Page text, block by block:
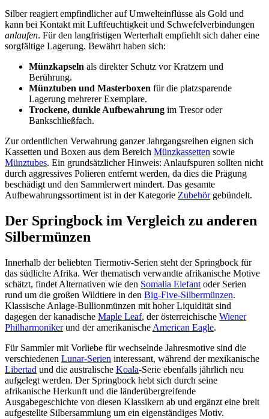
Silber reagiert empfindlicher auf Umwelteinflüsse als Gold und
kann bei Kontakt mit Luftfeuchtigkeit und Schwefelverbindungen
anlaufen. Für den langfristigen Werterhalt empfiehlt sich daher eine
sorgfältige Lagerung. Bewährt haben sich:
Münzkapseln als direkter Schutz vor Kratzern und
Berührung.
Münztuben und Masterboxen für die platzsparende
Lagerung mehrerer Exemplare.
Trockene, dunkle Aufbewahrung im Tresor oder
Bankschließfach.
Zur ordentlichen Verwahrung ganzer Jahrgangsreihen eignen sich
Kassetten und Boxen aus dem Bereich Münzkassetten sowie
Münztubes. Ein grundsätzlicher Hinweis: Anlaufspuren sollten nicht
durch aggressives Polieren entfernt werden, da dies die Prägung
beschädigt und den Sammlerwert mindert. Das gesamte
Aufbewahrungssortiment ist in der Kategorie Zubehörgebündelt.
Der Springbock im Vergleich zu anderen
Silbermünzen
Innerhalb der beliebten Tiermotiv-Serien steht der Springbock für
das südliche Afrika. Wer thematisch verwandte afrikanische Motive
schätzt, findet Alternativen wie den Somalia Elefant oder Serien
rund um die großen Wildtiere in den Big-Five-Silbermünzen.
Klassische Anlage-Bullionmünzen mit hoher Liquidität sind
dagegen der kanadische Maple Leaf, der österreichische Wiener
Philharmonikerund der amerikanische American Eagle.
Für Sammler mit Vorliebe für wechselnde Jahresmotive sind die
verschiedenen Lunar-Serien interessant, während der mexikanische
Libertad und die australische Koala-Serie ebenfalls jährlich neu
aufgelegt werden. Der Springbock hebt sich durch seine
afrikanische Herkunft und die länderübergreifende
Ausgabegeschichte von diesen Klassikern ab und ergänzt eine breit
aufgestellte Silbersammlung um ein eigenständiges Motiv.